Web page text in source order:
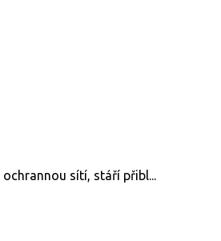
sítí, stáří přibl...